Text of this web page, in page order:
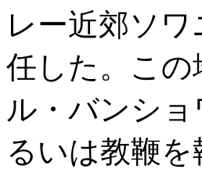
レー近郊ソ
任した。こ
ル・バンシ
るいは教鞭